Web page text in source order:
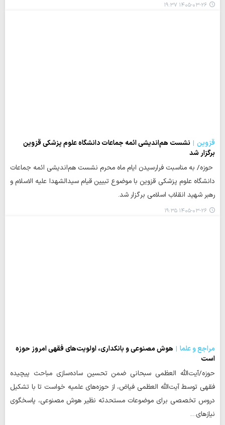
۱۴۰۵-۰۳-۲۶ ۱۹:۳۷
قزوین
نشست هم‌اندیشی ائمه جماعات دانشگاه علوم پزشکی قزوین
برگزار شد
حوزه/ به مناسبت فرارسیدن ایام ماه محرم نشست هم‌اندیشی ائمه جماعات
دانشگاه علوم پزشکی قزوین با موضوع تبیین قیام سیدالشهدا علیه الاسلام و
رهبر شهید انقلاب اسلامی برگزار شد.
۱۴۰۵-۰۳-۲۶ ۱۹:۳۵
مراجع و علما
هوش مصنوعی و بانکداری، اولویت‌های فقهی امروز حوزه
است
حوزه/آیت‌الله العظمی سبحانی ضمن تحسین ساده‌سازی مباحث پیچیده
فقهی توسط آیت‌الله العظمی فیاض، از حوزه‌های علمیه خواست تا با تشکیل
دروس تخصصی برای موضوعات مستحدثه نظیر هوش مصنوعی، پاسخگوی
نیازهای…